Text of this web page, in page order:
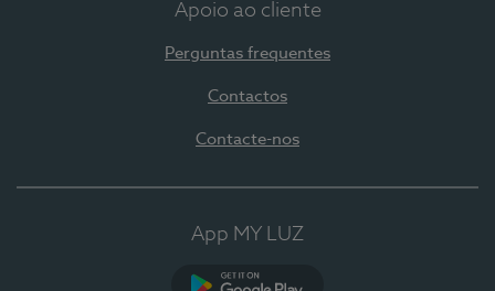
Apoio ao cliente
Perguntas frequentes
Contactos
Contacte-nos
App MY LUZ